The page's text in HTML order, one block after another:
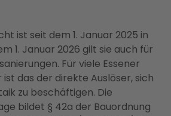
ist seit dem 1. Januar 2025 in
1. Januar 2026 gilt sie auch für
Für viele Essener
das der direkte Auslöser, sich
zu beschäftigen. Die
bildet § 42a der Bauordnung